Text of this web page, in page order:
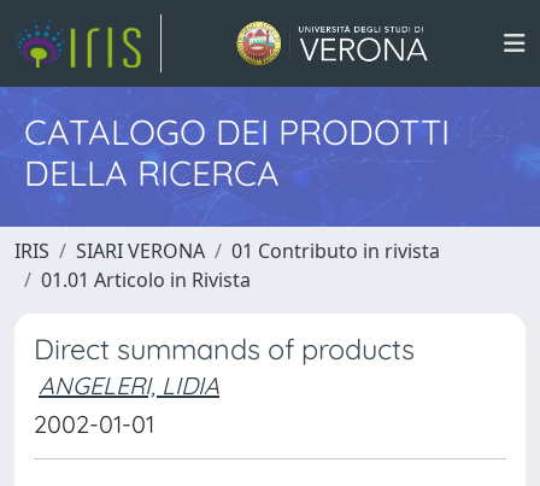
CATALOGO DEI PRODOTTI
DELLA RICERCA
IRIS SIARI VERONA
01 Contributo in rivista
01.01 Articolo in Rivista
Direct summands of products
ANGELERI, LIDIA
2002-01-01